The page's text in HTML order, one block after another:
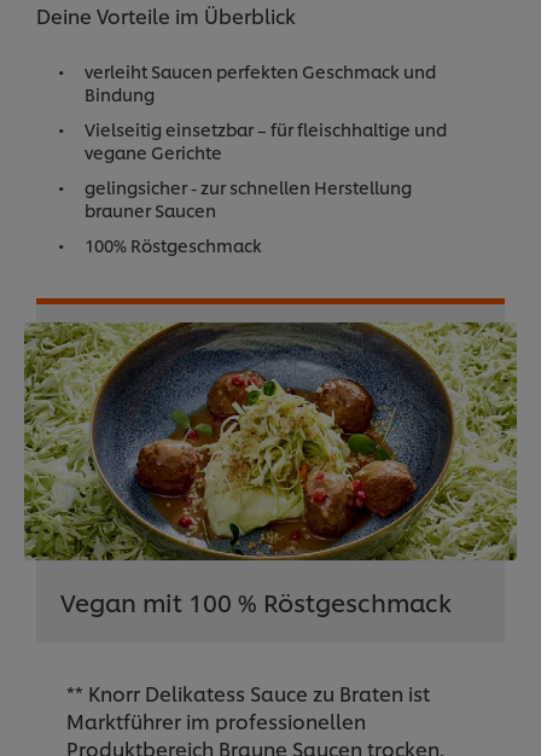
Deine Vorteile im Überblick
verleiht Saucen perfekten Geschmack und
Bindung
Vielseitig einsetzbar – für fleischhaltige und
vegane Gerichte
gelingsicher - zur schnellen Herstellung
brauner Saucen
100% Röstgeschmack
Vegan mit 100 % Röstgeschmack
** Knorr Delikatess Sauce zu Braten ist
Marktführer im professionellen
Produktbereich Braune Saucen trocken.